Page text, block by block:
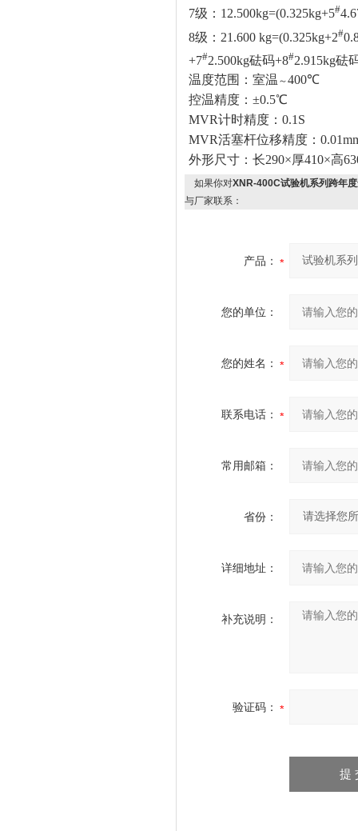
7级：12.500kg=(0.325kg+5#
8级：21.600 kg=(0.325kg+2#
+7#2.500kg砝码+8#2.915kg砝
温度范围：室温 ～400℃
控温精度：±0.5℃
MVR计时精度：0.1S
MVR活塞杆位移精度：
外形尺寸：长290×厚410×高
如果你对XNR-400C试验机系列跨年
与厂家联系：
产品：
您的单位：
您的姓名：
联系电话：
常用邮箱：
省份：
详细地址：
补充说明：
验证码：